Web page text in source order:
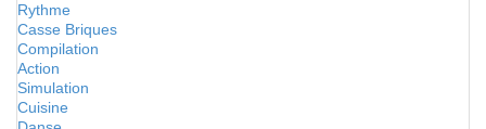
Rythme
Casse Briques
Compilation
Action
Simulation
Cuisine